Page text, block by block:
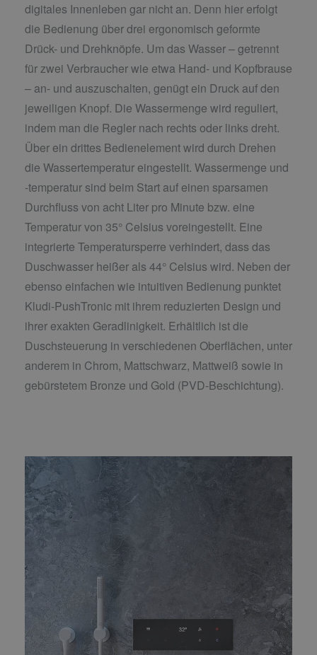
digitales Innenleben gar nicht an. Denn hier erfolgt
die Bedienung über drei ergonomisch geformte
Drück- und Drehknöpfe. Um das Wasser – getrennt
für zwei Verbraucher wie etwa Hand- und Kopfbrause
– an- und auszuschalten, genügt ein Druck auf den
jeweiligen Knopf. Die Wassermenge wird reguliert,
indem man die Regler nach rechts oder links dreht.
Über ein drittes Bedienelement wird durch Drehen
die Wassertemperatur eingestellt. Wassermenge und
-temperatur sind beim Start auf einen sparsamen
Durchfluss von acht Liter pro Minute bzw. eine
Temperatur von 35° Celsius voreingestellt. Eine
integrierte Temperatursperre verhindert, dass das
Duschwasser heißer als 44° Celsius wird. Neben der
ebenso einfachen wie intuitiven Bedienung punktet
Kludi-PushTronic mit ihrem reduzierten Design und
ihrer exakten Geradlinigkeit. Erhältlich ist die
Duschsteuerung in verschiedenen Oberflächen, unter
anderem in Chrom, Mattschwarz, Mattweiß sowie in
gebürstetem Bronze und Gold (PVD-Beschichtung).